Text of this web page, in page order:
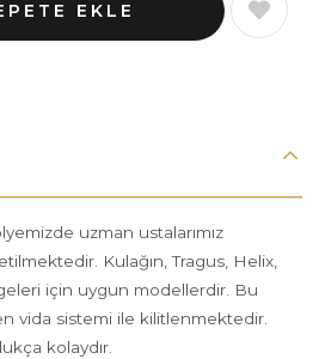
uzman ustalarımız
Kulağın, Tragus, Helix,
için uygun modellerdir. Bu
vida sistemi ile kilitlenmektedir.
kolaydır.